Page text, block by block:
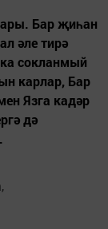
Бар җиһан
әле тирә
сокланмый
карлар, Бар
Язга кадәр
дә